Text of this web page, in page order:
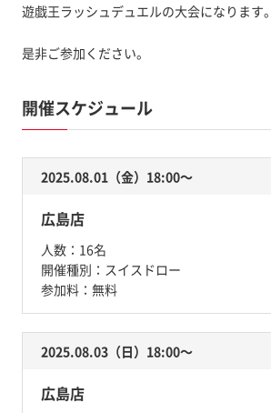
遊戯王ラッシュデュエルの大会になります。
是非ご参加ください。
開催スケジュール
2025.08.01（金）18:00〜
広島店
人数： 16名
開催種別： スイスドロー
参加料： 無料
2025.08.03（日）18:00〜
広島店